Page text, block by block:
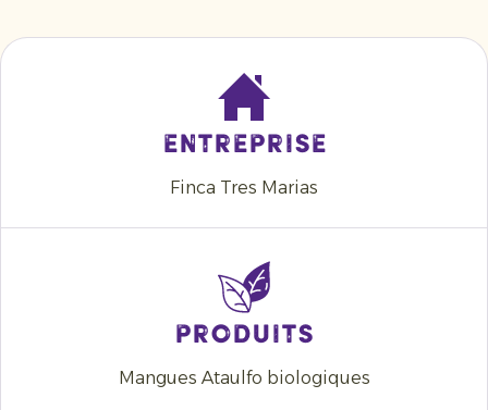
Entreprise
Finca Tres Marias
Produits
Mangues Ataulfo biologiques